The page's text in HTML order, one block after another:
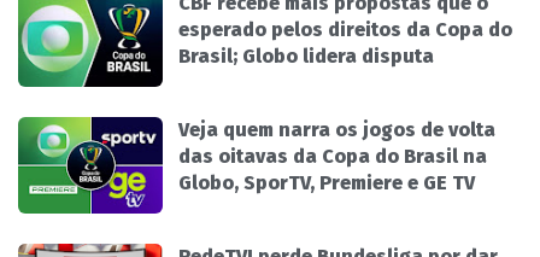
esperado pelos direitos da Copa do
Brasil; Globo lidera disputa
Veja quem narra os jogos de volta
das oitavas da Copa do Brasil na
Globo, SporTV, Premiere e GE TV